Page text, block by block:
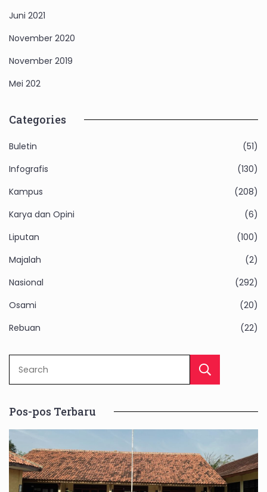
Juni 2021
November 2020
November 2019
Mei 202
Categories
Buletin
(51)
Infografis
(130)
Kampus
(208)
Karya dan Opini
(6)
Liputan
(100)
Majalah
(2)
Nasional
(292)
Osami
(20)
Rebuan
(22)
Pos-pos Terbaru